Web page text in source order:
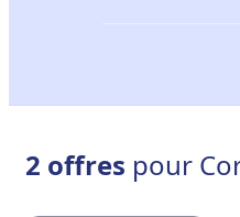
2 offres pour